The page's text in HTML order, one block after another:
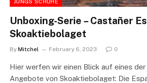
JUNGS SCHUHE
Unboxing-Serie – Castañer
Skoaktiebolaget
By Mitchel February 6, 2023 0
Hier werfen wir einen Blick auf eines
Angebote von Skoaktiebolaget: Die